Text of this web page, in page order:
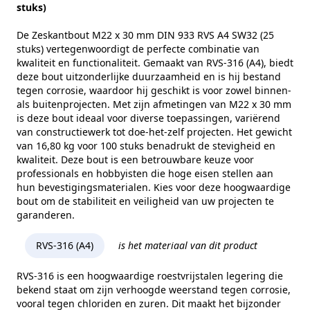
Sterkteklasse
Kopvorm
Zeskantkop
Maat (e)
35,72 mm
Kophoogte (k)
14 mm
Gewicht per 100 stuks
16,80 kg
Aandrijving
Buitenzeskant
Draadtype
Metrisch
Inhoud verpakking
25
Merk
RVS Products
stuks)
De Zeskantbout M22 x 30 mm DIN 933 RVS A4 SW32 (25
stuks) vertegenwoordigt de perfecte combinatie van
kwaliteit en functionaliteit. Gemaakt van RVS-316 (A4), biedt
deze bout uitzonderlijke duurzaamheid en is hij bestand
tegen corrosie, waardoor hij geschikt is voor zowel binnen-
als buitenprojecten. Met zijn afmetingen van M22 x 30 mm
is deze bout ideaal voor diverse toepassingen, variërend
van constructiewerk tot doe-het-zelf projecten. Het gewicht
van 16,80 kg voor 100 stuks benadrukt de stevigheid en
kwaliteit. Deze bout is een betrouwbare keuze voor
professionals en hobbyisten die hoge eisen stellen aan
hun bevestigingsmaterialen. Kies voor deze hoogwaardige
bout om de stabiliteit en veiligheid van uw projecten te
garanderen.
RVS-316 (A4) is het materiaal van dit product
RVS-316 is een hoogwaardige roestvrijstalen legering die
bekend staat om zijn verhoogde weerstand tegen corrosie,
vooral tegen chloriden en zuren. Dit maakt het bijzonder